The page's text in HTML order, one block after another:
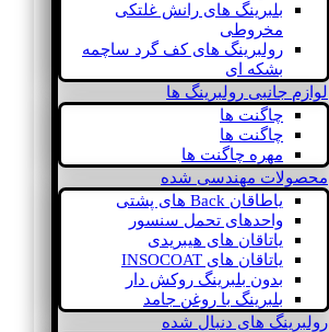
بلبرینگ های رانش غلتکی
مخروطی
رولبرینگ های کف گرد ساچمه
بشکه ای
لوازم جانبی رولبرینگ ها
چاگنت ها
چاگنت ها
مهره چاگنت ها
محصولات مهندسی شده
یاطاقان Back های پشتی
واحدهای تحمل سنسور
یاتاقان های هیبریدی
یاتاقان های INSOCOAT
بدون بلبرینگ روکش دار
بلبرینگ با روغن جامد
رولبرینگ های دنبال شده